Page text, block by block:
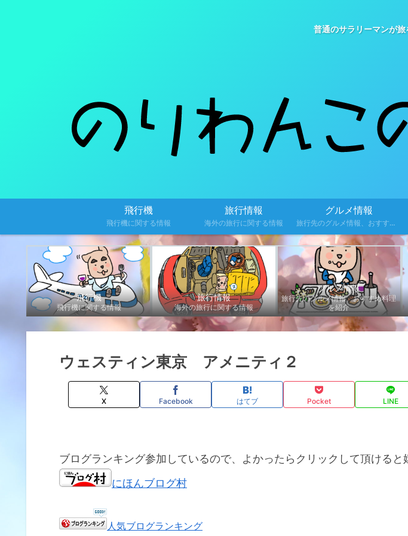
普通のサラリーマンが
飛行機
飛行機に関する情報
旅行情報
海外の旅行に関する情報
グルメ情報
旅行先のグルメ情報、おすすめ料理を紹介
飛行機
飛行機に関する情報
旅行情報
海外の旅行に関する情報
グルメ情報
旅行先のグルメ情報、おすすめ料理
を紹介
ウェスティン東京 アメニティ２
X Facebook はてブ Pocket LINE
ブログランキング参加しているので、よかったらクリックして頂けると
にほんブログ村
人気ブログランキング